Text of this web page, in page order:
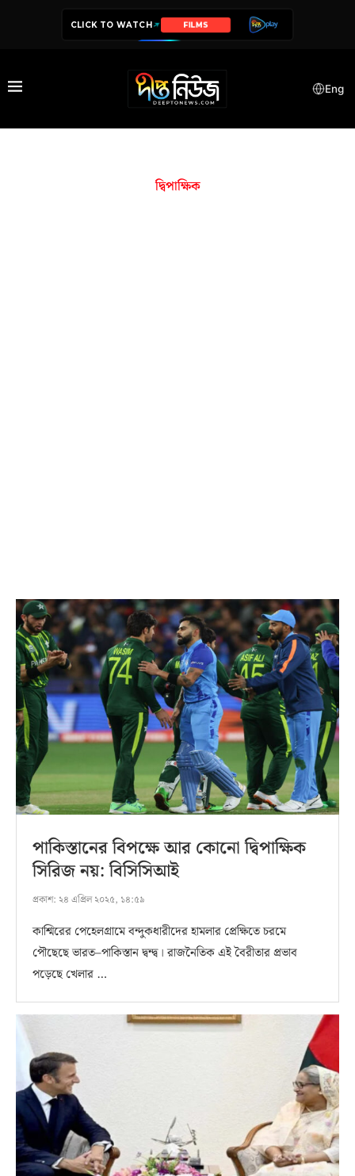
CLICK TO WATCH FILMS
Eng
দ্বিপাক্ষিক
পাকিস্তানের বিপক্ষে আর কোনো দ্বিপাক্ষিক
সিরিজ নয়: বিসিসিআই
প্রকাশ: ২৪ এপ্রিল ২০২৫, ১৪:৫৯
কাশ্মিরের পেহেলগ্রামে বন্দুকধারীদের হামলার প্রেক্ষিতে চরমে
পৌছেছে ভারত–পাকিস্তান দ্বন্দ্ব। রাজনৈতিক এই বৈরীতার প্রভাব
পড়েছে খেলার …